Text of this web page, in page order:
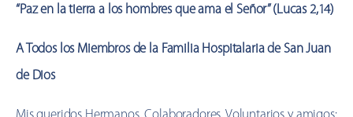
“Paz en la tierra a los hombres que ama el Señor” (Lucas 2,14)
A Todos los Miembros de la Familia Hospitalaria de San Juan
de Dios